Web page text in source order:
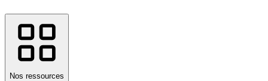
Nos ressources